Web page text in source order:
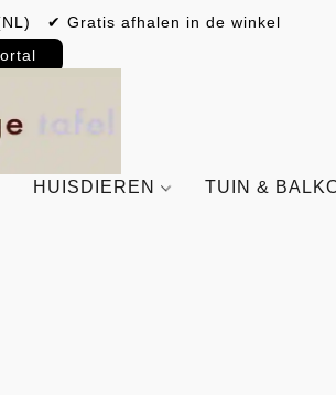
✔ Gratis afhalen in de winkel
HUISDIEREN TUIN &